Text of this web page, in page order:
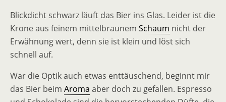
Blickdicht schwarz läuft das Bier ins Glas. Leider ist die
Krone aus feinem mittelbraunem Schaum nicht der
Erwähnung wert, denn sie ist klein und löst sich
schnell auf.
War die Optik auch etwas enttäuschend, beginnt mir
das Bier beim Aroma aber doch zu gefallen. Espresso